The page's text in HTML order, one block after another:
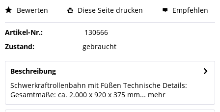
Bewerten Diese Seite drucken Empfehlen
Artikel-Nr.:
130666
Zustand:
gebraucht
Beschreibung
Schwerkraftrollenbahn mit Füßen Technische Details:
Gesamtmaße: ca. 2.000 x 920 x 375 mm... mehr